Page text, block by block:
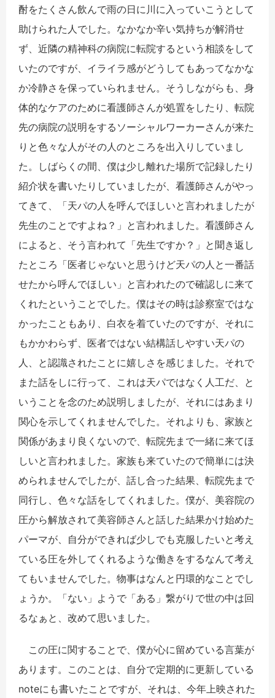
酎をたくさん飲んで雨の日に川に入っていこうとして
助けられた人でした。なかなか辛い気持ちが解消せ
ず、近隣の精神科の病院に転院するという相談をして
いたのですが、イライラ感がどうしてもあってなかな
か冷静さを保っていられません。そうしながらも、身
体的なケアのために看護師さんが処置をしたり、転院
先の病院の説明をするソーシャルワーカーさんが来た
りと色々な人がその人のところを出入りしていまし
た。しばらくの間、僕は少し離れた場所で記録したり
紹介状を書いたりしていましたが、看護師さんがやっ
てきて、「天パの人を呼んでほしいと言われましたが
先生のことですよね？」と言われました。看護師さん
によると、そう言われて「先生ですか？」と聞き返し
たところ「医者じゃないと思うけど天パの人と一番話
せたから呼んでほしい」と言われたので確認しに来て
くれたということでした。僕はその時は診察室ではな
かったこともあり、白衣を着ていたのですが、それに
もかかわらず、医者ではない結構話しやすい天パの
人、と認識されたことに嬉しさを感じました。それで
また話をしに行って、これは天パではなく人工だ、と
いうことを念のため説明しましたが、それにはあまり
関心を示してくれませんでした。それよりも、家族と
関係があまり良くないので、転院先まで一緒に来てほ
しいと言われました。家族も来ていたので簡単には決
められませんでしたが、話し合った結果、転院先まで
同行し、色々な話をしてくれました。僕が、美容院の
圧から解放されて美容師さんと話した結果かけ始めた
パーマが、自分ができれば少しでも克服したいと考え
ている圧を外してくれるような働きをするなんて考え
てもいませんでした。物事はなんと円環的なことでし
ょうか。「ない」ようで「ある」繋がりで世の中は回
るなぁと、改めて思いました。
この圧に関することで、僕が心に留めている言葉が
あります。このことは、自分で定期的に更新している
noteにも書いたことですが、それは、今年上映された